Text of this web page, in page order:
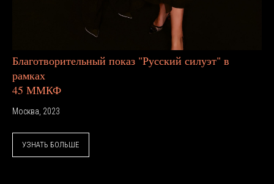
Благотворительный показ "Русский силуэт" в
рамках
45 ММКФ
Москва, 2023
УЗНАТЬ БОЛЬШЕ